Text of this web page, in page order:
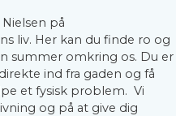
FYSIOTERAPI)
STENSTRUP,
på
liv. Her kan du finde ro og
summer omkring os. Du er
ind fra gaden og få
et fysisk problem. Vi
og på at give dig